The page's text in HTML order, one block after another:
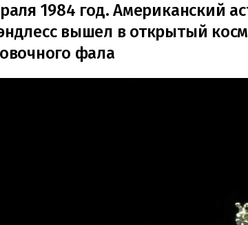
1984 год. Американский
вышел в открытый
фала